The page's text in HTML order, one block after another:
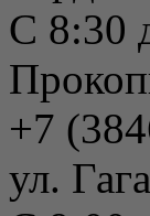
С 8:30
+7
ул.